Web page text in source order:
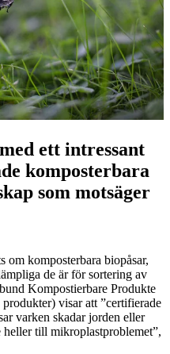
ett intressant
komposterbara
som motsäger
om komposterbara biopåsar,
de är för sortering av
Kompostierbare Produkte
visar att ”certifierade
varken skadar jorden eller
till mikroplastproblemet”,